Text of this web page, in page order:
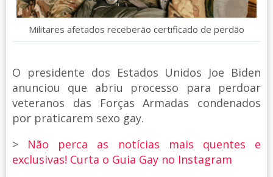
Militares afetados receberão certificado de perdão
O presidente dos Estados Unidos Joe Biden
anunciou que abriu processo para perdoar
veteranos das Forças Armadas condenados
por praticarem sexo gay.
> Não perca as notícias mais quentes e
exclusivas! Curta o Guia Gay no Instagram